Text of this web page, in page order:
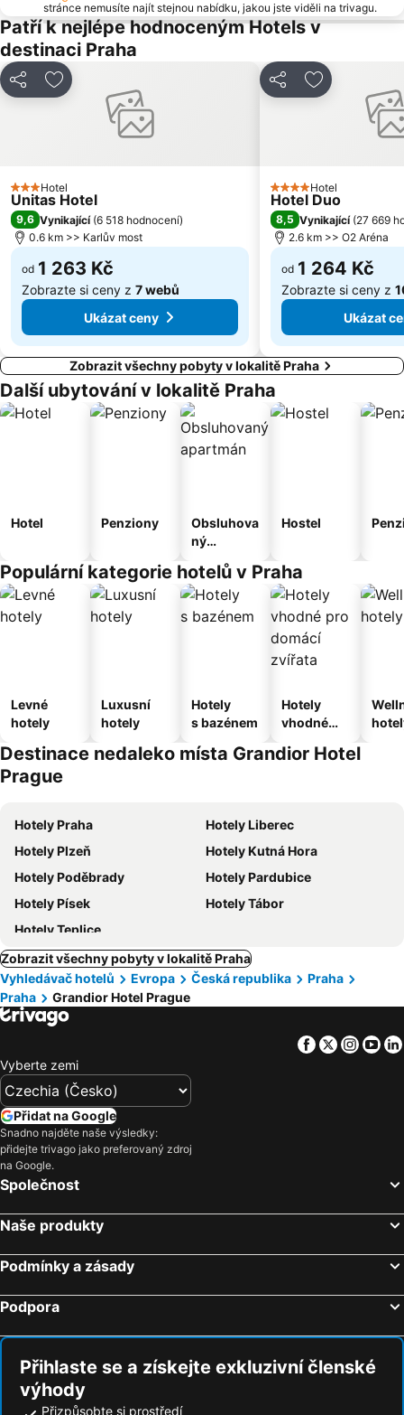
Stanice metra Anděl
Troja
Strašnice
Tančící dům
Řepy
Nemocnice Motol Metro Station
Radotín
Zámek Loučeň
Libuš
Čakovice
Centrum Černý Most
stránce nemusíte najít stejnou nabídku, jakou jste viděli na trivagu.
Patří k nejlépe hodnoceným Hotels v
destinaci Praha
Sdílet Přidat na seznam oblíbených hotelů
3 Počet hvězdiček
Hotel
Unitas Hotel
9,6 Vynikající (6 518 hodnocení)
0.6 km >> Karlův most
od 1 263 Kč
Zobrazte si ceny z 7 webů
Ukázat ceny
Sdílet Přidat na
4 Počet hvězdiček
Hotel
Hotel Duo
8,5 Vynikající (27 669
2.6 km >> O2 Aréna
od 1 264 Kč
Zobrazte si ceny z
Ukázat
Zobrazit všechny pobyty v lokalitě Praha
Další ubytování v lokalitě Praha
Hotel Penziony
Obsluhova
ný
Hostel
Populární kategorie hotelů v Praha
Levné
hotely
Luxusní
hotely
Hotely
s bazénem
Hotely
vhodné
domácí
Destinace nedaleko místa Grandior Hotel
Prague
Hotely Praha
Hotely Liberec
Hotely Plzeň
Hotely Kutná Hora
Hotely Poděbrady
Hotely Pardubice
Hotely Písek
Hotely Tábor
Hotely Teplice
Zobrazit všechny pobyty v lokalitě Praha
Vyhledávač hotelů
Evropa Česká republika
Praha
Praha
Grandior Hotel Prague
Facebook
Twitter
Vyberte zemi
Přidat na Google
Snadno najděte naše výsledky:
přidejte trivago jako preferovaný zdroj
na Google.
Společnost
Naše produkty
Podmínky a zásady
Podpora
Přihlaste se a získejte exkluzivní členské
výhody
Přizpůsobte si prostředí